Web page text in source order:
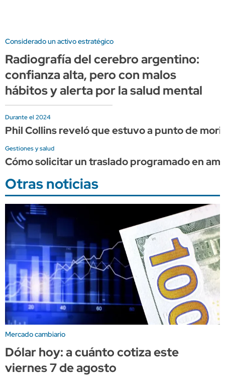
Considerado un activo estratégico
Radiografía del cerebro argentino:
confianza alta, pero con malos
hábitos y alerta por la salud mental
Durante el 2024
Phil Collins reveló que estuvo a punto de
Gestiones y salud
Cómo solicitar un traslado programado en
Otras noticias
Mercado cambiario
Dólar hoy: a cuánto cotiza este
viernes 7 de agosto